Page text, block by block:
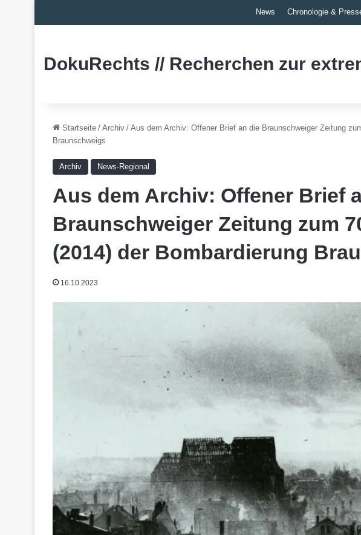
News Chronologie &
DokuRechts // Recherchen zur
Startseite / Archiv / Aus dem Archiv: Offener Brief an die Braunschweiger Zeitung
Braunschweigs
Archiv News-Regional
Aus dem Archiv: Offener Brief
Braunschweiger Zeitung zum
(2014) der Bombardierung
16.10.2023